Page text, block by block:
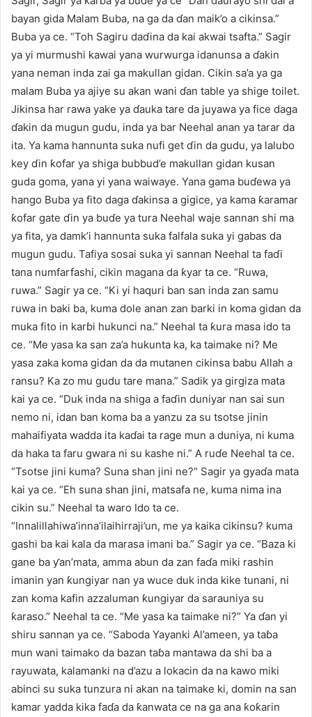
bayan gida Malam Buba, na ga da ɗan maik’o a cikinsa.”
Buba ya ce. “Toh Sagiru daɗina da kai akwai tsafta.” Sagir
ya yi murmushi kawai yana wurwurga idanunsa a ɗakin
yana neman inda zai ga makullan gidan. Cikin sa’a ya ga
malam Buba ya ajiye su akan wani ɗan table ya shige toilet.
Jikinsa har rawa yake ya ɗauka tare da juyawa ya fice daga
ɗakin da mugun gudu, inda ya bar Neehal anan ya tarar da
ita. Ya kama hannunta suka nufi get ɗin da gudu, ya lalubo
key ɗin ƙofar ya shiga bubbud’e makullan gidan kusan
guda goma, yana yi yana waiwaye. Yana gama buɗewa ya
hango Buba ya fito daga ɗakinsa a gigice, ya kama ƙaramar
ƙofar gate ɗin ya buɗe ya tura Neehal waje sannan shi ma
ya fita, ya damk’i hannunta suka falfala suka yi gabas da
mugun gudu. Tafiya sosai suka yi sannan Neehal ta faɗi
tana numfarfashi, cikin magana da ƙyar ta ce. “Ruwa,
ruwa.” Sagir ya ce. “Ki yi haquri ban san inda zan samu
ruwa in baki ba, kuma dole anan zan barki in koma gidan da
muka fito in karɓi hukunci na.” Neehal ta ƙura masa ido ta
ce. “Me yasa ka san za’a hukunta ka, ka taimake ni? Me
yasa zaka koma gidan da da mutanen cikinsa babu Allah a
ransu? Ka zo mu gudu tare mana.” Sadik ya girgiza mata
kai ya ce. “Duk inda na shiga a faɗin duniyar nan sai sun
nemo ni, idan ban koma ba a yanzu za su tsotse jinin
mahaifiyata wadda ita kaɗai ta rage mun a duniya, ni kuma
da haka ta faru gwara ni su kashe ni.” A ruɗe Neehal ta ce.
“Tsotse jini kuma? Suna shan jini ne?” Sagir ya gyaɗa mata
kai ya ce. “Eh suna shan jini, matsafa ne, kuma nima ina
cikin su.” Neehal ta waro Ido ta ce.
“Innalillahiwa’inna’ilaihirraji’un, me ya kaika cikinsu? kuma
gashi ba kai kala da marasa imani ba.” Sagir ya ce. “Baza ki
gane ba ƴan’mata, amma abun da zan faɗa miki rashin
imanin yan ƙungiyar nan ya wuce duk inda kike tunani, ni
zan koma kafin azzaluman ƙungiyar da sarauniya su
ƙaraso.” Neehal ta ce. “Me yasa ka taimake ni?” Ya ɗan yi
shiru sannan ya ce. “Saboda Yayanki Al’ameen, ya taɓa
mun wani taimako da bazan taɓa mantawa da shi ba a
rayuwata, kalamanki na d’azu a lokacin da na kawo miki
abinci su suka tunzura ni akan na taimake ki, domin na san
kamar yadda kika faɗa da ƙanwata ce na ga ana ƙoƙarin